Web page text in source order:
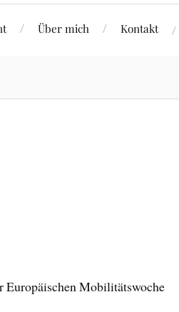
Über mich Kontakt
Europäischen Mobilitätswoche